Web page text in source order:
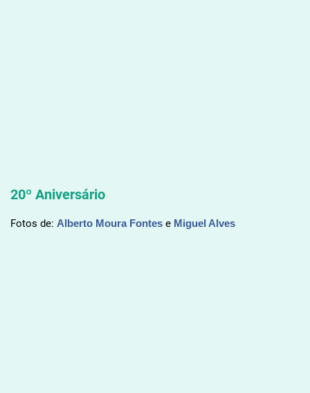
20º Aniversário
Fotos de: Alberto Moura Fontese Miguel Alves